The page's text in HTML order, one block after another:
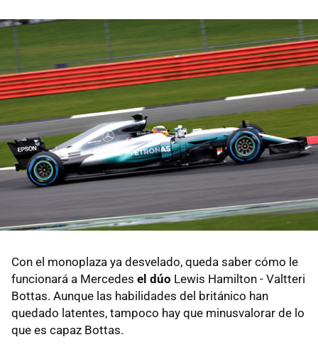
Con el monoplaza ya desvelado, queda saber cómo le
funcionará a Mercedes el dúo Lewis Hamilton - Valtteri
Bottas. Aunque las habilidades del británico han
quedado latentes, tampoco hay que minusvalorar de lo
que es capaz Bottas.